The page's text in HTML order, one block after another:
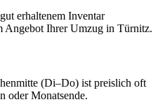
erhaltenem Inventar
Angebot Ihrer Umzug in Türnitz.
(Di–Do) ist preislich oft
oder Monatsende.